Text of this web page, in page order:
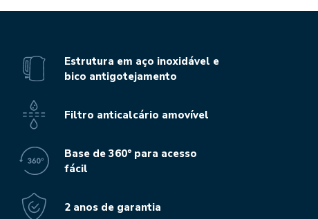
Estrutura em aço inoxidável e
bico antigotejamento
Filtro anticalcário amovível
Base de 360° para acesso
fácil
2 anos de garantia